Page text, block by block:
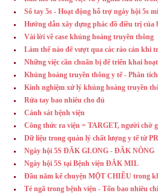
Sổ tay 5s - Hoạt động hỗ trợ ngày hội 5s
Hướng dẫn xây dựng phác đồ điều trị của
Vài lời về case khủng hoảng truyền thông
Làm thế nào để vượt qua các rào cản khi
Những việc cần chuẩn bị để triển khai
Khủng hoảng truyền thông y tế - Phân
Kinh nghiệm xử lý khủng hoảng truyền
Rửa tay bao nhiêu cho đủ
Cảnh sát bệnh viện
Công thức ra viện = TARGET, người chờ
Dữ liệu trong quản lý chất lượng y tế từ
Ngày hội 5S ĐĂK GLONG - ĐĂK NÔNG
Ngày hội 5S tại Bệnh viện ĐĂK MIL
Đầu năm kể chuyện MỘT CHIỀU trong
Té ngã trong bệnh viện - Tốn bao nhiêu